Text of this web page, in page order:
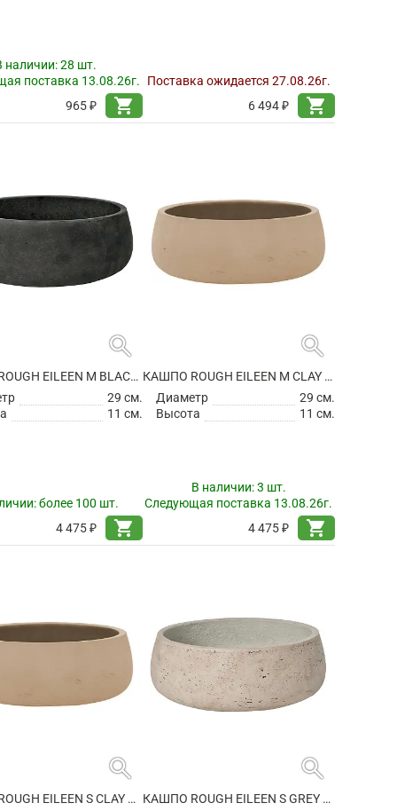
наличии:28 шт.
поставка 13.08.26г.
965 ₽
shopping_cart
Поставка ожидается 27.08.26г.
6 494 ₽
shopping_cart
search
КАШПО ROUGH EILEEN M BLACK WASHED
29 см.
11 см.
более 100 шт.
4 475 ₽
shopping_cart
search
КАШПО ROUGH EILEEN M CLAY WASHED
Диаметр
29 см.
Высота
11 см.
В наличии:3 шт.
Следующая поставка 13.08.26г.
4 475 ₽
shopping_cart
search
КАШПО ROUGH EILEEN S CLAY WASHED
search
КАШПО ROUGH EILEEN S GREY WASHED